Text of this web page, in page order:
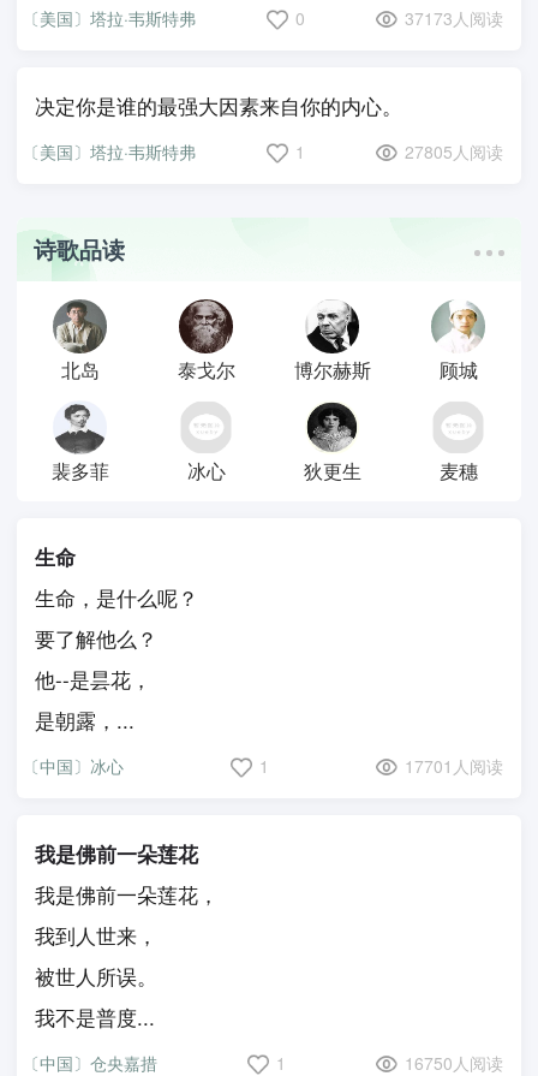
〔美国〕塔拉·韦斯特弗 0 37173人阅读
决定你是谁的最强大因素来自你的内心。
〔美国〕塔拉·韦斯特弗 1 27805人阅读
诗歌品读
北岛 泰戈尔 博尔赫斯 顾城
裴多菲 冰心 狄更生 麦穗
生命
生命，是什么呢？
要了解他么？
他--是昙花，
是朝露，...
〔中国〕冰心 1 17701人阅读
我是佛前一朵莲花
我是佛前一朵莲花，
我到人世来，
被世人所误。
我不是普度...
〔中国〕仓央嘉措 1 16750人阅读